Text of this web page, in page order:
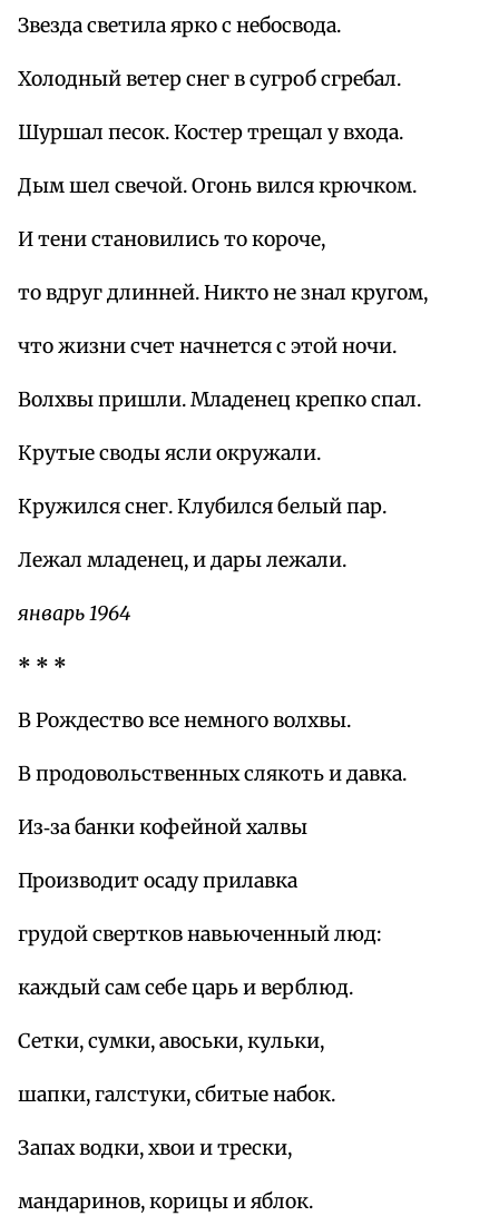
Звезда светила ярко с небосвода.
Холодный ветер снег в сугроб сгребал.
Шуршал песок. Костер трещал у входа.
Дым шел свечой. Огонь вился крючком.
И тени становились то короче,
то вдруг длинней. Никто не знал кругом,
что жизни счет начнется с этой ночи.
Волхвы пришли. Младенец крепко спал.
Крутые своды ясли окружали.
Кружился снег. Клубился белый пар.
Лежал младенец, и дары лежали.
январь 1964
* * *
В Рождество все немного волхвы.
В продовольственных слякоть и давка.
Из‑за банки кофейной халвы
Производит осаду прилавка
грудой свертков навьюченный люд:
каждый сам себе царь и верблюд.
Сетки, сумки, авоськи, кульки,
шапки, галстуки, сбитые набок.
Запах водки, хвои и трески,
мандаринов, корицы и яблок.